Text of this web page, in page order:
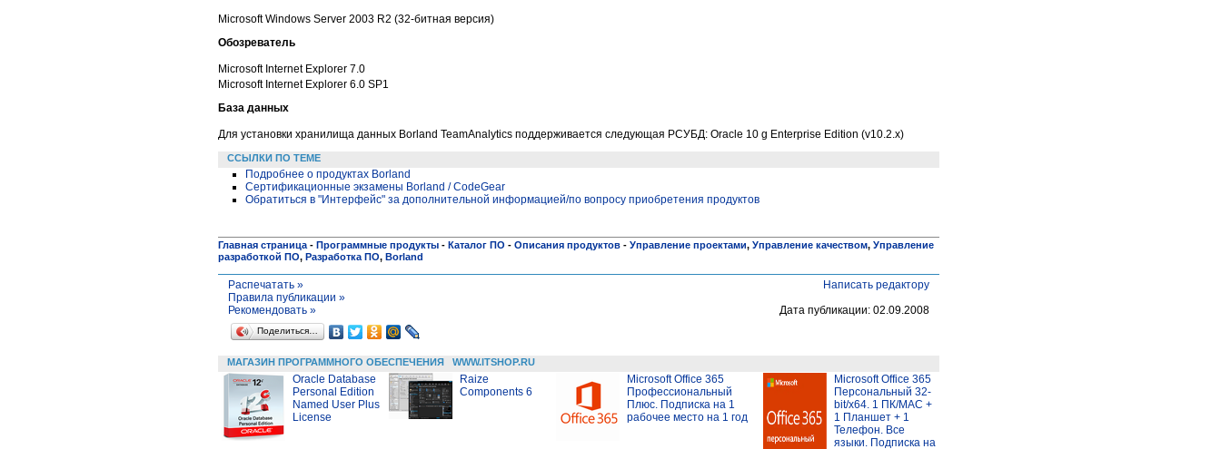
Microsoft Windows Server 2003 R2 (32-битная версия)
Обозреватель
Microsoft Internet Explorer 7.0
Microsoft Internet Explorer 6.0 SP1
База данных
Для установки хранилища данных Borland TeamAnalytics поддерживается следующая РСУБД: Oracle 10 g Enterprise Edition (v10.2.x)
ССЫЛКИ ПО ТЕМЕ
Подробнее о продуктах Borland
Сертификационные экзамены Borland / CodeGear
Обратиться в "Интерфейс" за дополнительной информацией/по вопросу приобретения продуктов
Главная страница - Программные продукты - Каталог ПО - Описания продуктов - Управление проектами, Управление качеством, Управление
разработкой ПО, Разработка ПО, Borland
Распечатать »
Правила публикации »
Написать редактору
Рекомендовать »
Дата публикации: 02.09.2008
Поделиться…
МАГАЗИН ПРОГРАММНОГО ОБЕСПЕЧЕНИЯ WWW.ITSHOP.RU
Oracle Database
Personal Edition
Named User Plus
License
Raize
Components 6
Microsoft Office 365
Профессиональный
Плюс. Подписка на 1
рабочее место на 1 год
Microsoft Office 365
Персональный 32-
bit/x64. 1 ПК/MAC +
1 Планшет + 1
Телефон. Все
языки. Подписка на